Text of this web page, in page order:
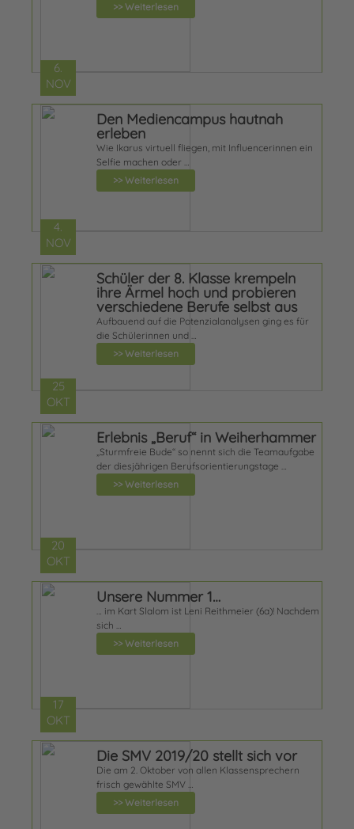
6.
NOV
>> Weiterlesen
4.
NOV
Den Mediencampus hautnah
erleben
Wie Ikarus virtuell fliegen, mit Influencerinnen ein
Selfie machen oder …
>> Weiterlesen
25
OKT
Schüler der 8. Klasse krempeln
ihre Ärmel hoch und probieren
verschiedene Berufe selbst aus
Aufbauend auf die Potenzialanalysen ging es für
die Schülerinnen und …
>> Weiterlesen
20
OKT
Erlebnis „Beruf“ in Weiherhammer
„Sturmfreie Bude“ so nennt sich die Teamaufgabe
der diesjährigen Berufsorientierungstage …
>> Weiterlesen
17
OKT
Unsere Nummer 1…
… im Kart Slalom ist Leni Reithmeier (6a)! Nachdem
sich …
>> Weiterlesen
Die SMV 2019/20 stellt sich vor
Die am 2. Oktober von allen Klassensprechern
frisch gewählte SMV …
>> Weiterlesen